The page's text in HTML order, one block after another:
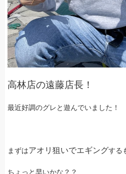
高林店の遠藤店長！
最近好調のグレと遊んでいました！
まずはアオリ狙いでエギングする
ちょっと早いかな？？